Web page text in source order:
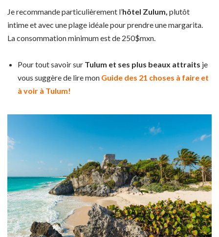
Je recommande particulièrement l’hôtel Zulum, plutôt
intime et avec une plage idéale pour prendre une margarita.
La consommation minimum est de 250$mxn.
Pour tout savoir sur Tulum et ses plus beaux attraits je
vous suggère de lire mon Guide des 21 choses à faire et
à voir à Tulum!